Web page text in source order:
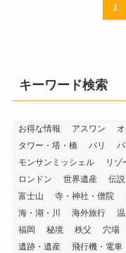
1
キーワード検索
お得な情報 アスワン
タワー・塔・橋
パリ
モンサンミッシェル
リゾ
ロンドン
世界遺産 伝
富士山
寺・神社・僧院
海・湖・川
海外旅行
福岡
秘境 秩父 穴場
遺跡・遺産
飛行機・電車